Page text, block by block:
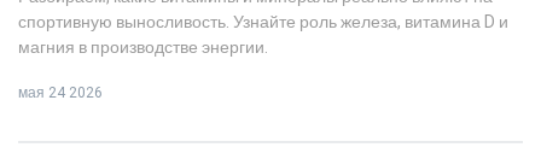
спортивную выносливость. Узнайте роль железа, витамина D и
магния в производстве энергии.
мая 24 2026